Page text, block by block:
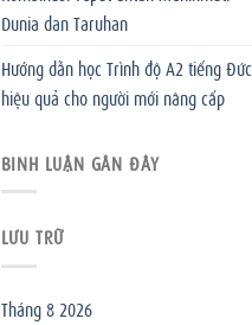
Dunia dan Taruhan
Hướng dẫn học Trình độ A2 tiếng Đức
hiệu quả cho người mới nâng cấp
BÌNH LUẬN GẦN ĐÂY
LƯU TRỮ
Tháng 8 2026